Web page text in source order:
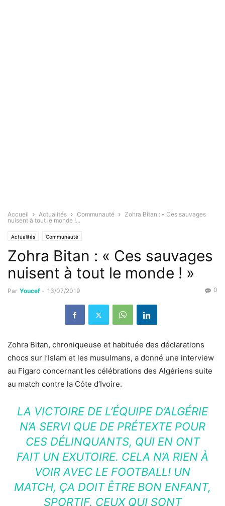
Accueil Actualités Communauté
Zohra Bitan : « Ces sauvages
nuisent à tout le monde !...
Actualités Communauté
Zohra Bitan : « Ces sauvages
nuisent à tout le monde ! »
Par Youcef - 13/07/2019 0
Zohra Bitan, chroniqueuse et habituée des déclarations
chocs sur l’Islam et les musulmans, a donné une interview
au Figaro concernant les célébrations des Algériens suite
au match contre la Côte d’Ivoire.
LA VICTOIRE DE L’ÉQUIPE D’ALGÉRIE
N’A SERVI QUE DE PRÉTEXTE POUR
CES DÉLINQUANTS, QUI EN ONT
FAIT UN EXUTOIRE. CELA N’A RIEN À
VOIR AVEC LE FOOTBALL! UN
MATCH, ÇA DOIT ÊTRE BON ENFANT,
SPORTIF. CEUX QUI SONT